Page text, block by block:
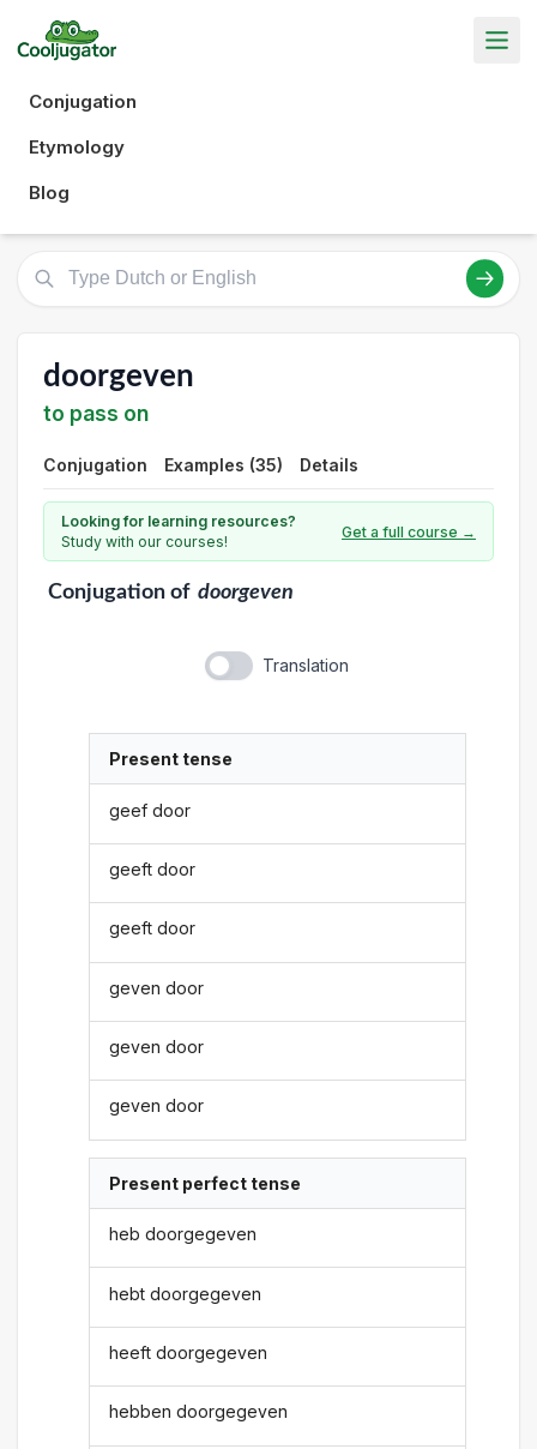
Conjugation
Etymology
Blog
doorgeven
to pass on
Conjugation Examples (35) Details
Looking for learning resources?
Study with our courses!
Get a full course →
Conjugationof doorgeven
Translation
Present tense
geef door
geeft door
geeft door
geven door
geven door
geven door
Present perfect tense
heb doorgegeven
hebt doorgegeven
heeft doorgegeven
hebben doorgegeven